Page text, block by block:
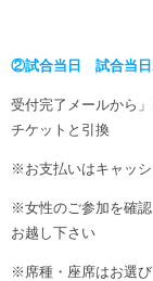
②試合当日 試合当日
受付完了メールから
チケットと引換
※お支払いはキャッ
※女性のご参加を確
お越し下さい
※席種・座席はお選